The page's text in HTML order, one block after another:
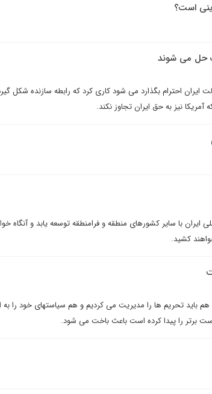
است؟
حل می شوند
ایران احترام بگذارد می شود کاری کرد که رابطه سازنده شکل
آمریکا نیز به حق ایران تجاوز نکند.
با سایر کشورهای منطقه و فرامنطقه توسعه یابد و آنگاه
کشید.
که هم باید تحریم ها را مدیریت می کردیم و هم سیاستهای خود را
برتر را پیدا کرده است باعث باخت می شود.